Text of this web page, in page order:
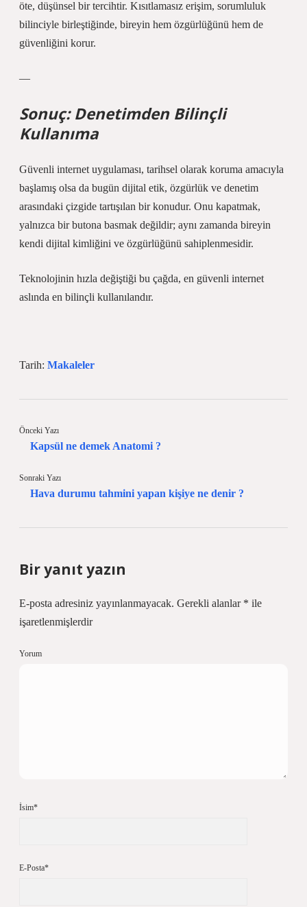
öte, düşünsel bir tercihtir. Kısıtlamasız erişim, sorumluluk
bilinciyle birleştiğinde, bireyin hem özgürlüğünü hem de
güvenliğini korur.
—
Sonuç: Denetimden Bilinçli
Kullanıma
Güvenli internet uygulaması, tarihsel olarak koruma amacıyla
başlamış olsa da bugün dijital etik, özgürlük ve denetim
arasındaki çizgide tartışılan bir konudur. Onu kapatmak,
yalnızca bir butona basmak değildir; aynı zamanda bireyin
kendi dijital kimliğini ve özgürlüğünü sahiplenmesidir.
Teknolojinin hızla değiştiği bu çağda, en güvenli internet
aslında en bilinçli kullanılandır.
Tarih: Makaleler
Önceki Yazı
Kapsül ne demek Anatomi ?
Sonraki Yazı
Hava durumu tahmini yapan kişiye ne denir ?
Bir yanıt yazın
E-posta adresiniz yayınlanmayacak. Gerekli alanlar * ile
işaretlenmişlerdir
Yorum
İsim*
E-Posta*